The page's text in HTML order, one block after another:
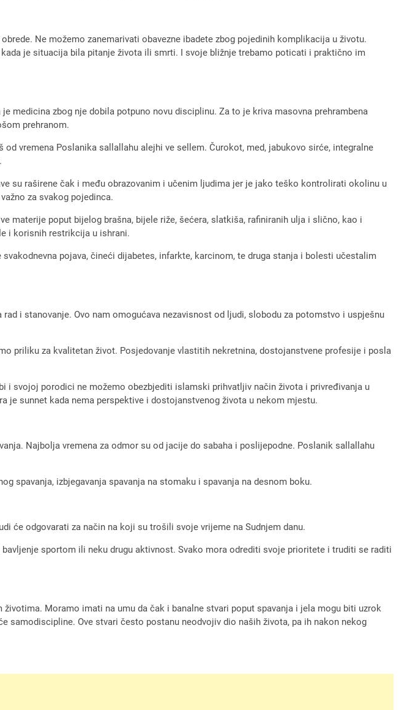
Ne možemo zanemarivati obavezne ibadete zbog pojedinih komplikacija u životu.
je situacija bila pitanje života ili smrti. I svoje bližnje trebamo poticati i praktično im
medicina zbog nje dobila potpuno novu disciplinu. Za to je kriva masovna prehrambena
prehranom.
vremena Poslanika sallallahu alejhi ve sellem. Čurokot, med, jabukovo sirće, integralne
su raširene čak i među obrazovanim i učenim ljudima jer je jako teško kontrolirati okolinu u
za svakog pojedinca.
materije poput bijelog brašna, bijele riže, šećera, slatkiša, rafiniranih ulja i slično, kao i
i korisnih restrikcija u ishrani.
pojava, čineći dijabetes, infarkte, karcinom, te druga stanja i bolesti učestalim
i stanovanje. Ovo nam omogućava nezavisnost od ljudi, slobodu za potomstvo i uspješnu
priliku za kvalitetan život. Posjedovanje vlastitih nekretnina, dostojanstvene profesije i posla
svojoj porodici ne možemo obezbjediti islamski prihvatljiv način života i privređivanja u
sunnet kada nema perspektive i dostojanstvenog života u nekom mjestu.
Najbolja vremena za odmor su od jacije do sabaha i poslijepodne. Poslanik sallallahu
spavanja, izbjegavanja spavanja na stomaku i spavanja na desnom boku.
će odgovarati za način na koji su trošili svoje vrijeme na Sudnjem danu.
sportom ili neku drugu aktivnost. Svako mora odrediti svoje prioritete i truditi se raditi
Moramo imati na umu da čak i banalne stvari poput spavanja i jela mogu biti uzrok
Ove stvari često postanu neodvojiv dio naših života, pa ih nakon nekog